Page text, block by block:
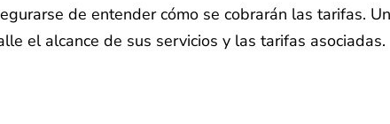
de entender cómo se cobrarán las tarifas.
el alcance de sus servicios y las tarifas asociadas.